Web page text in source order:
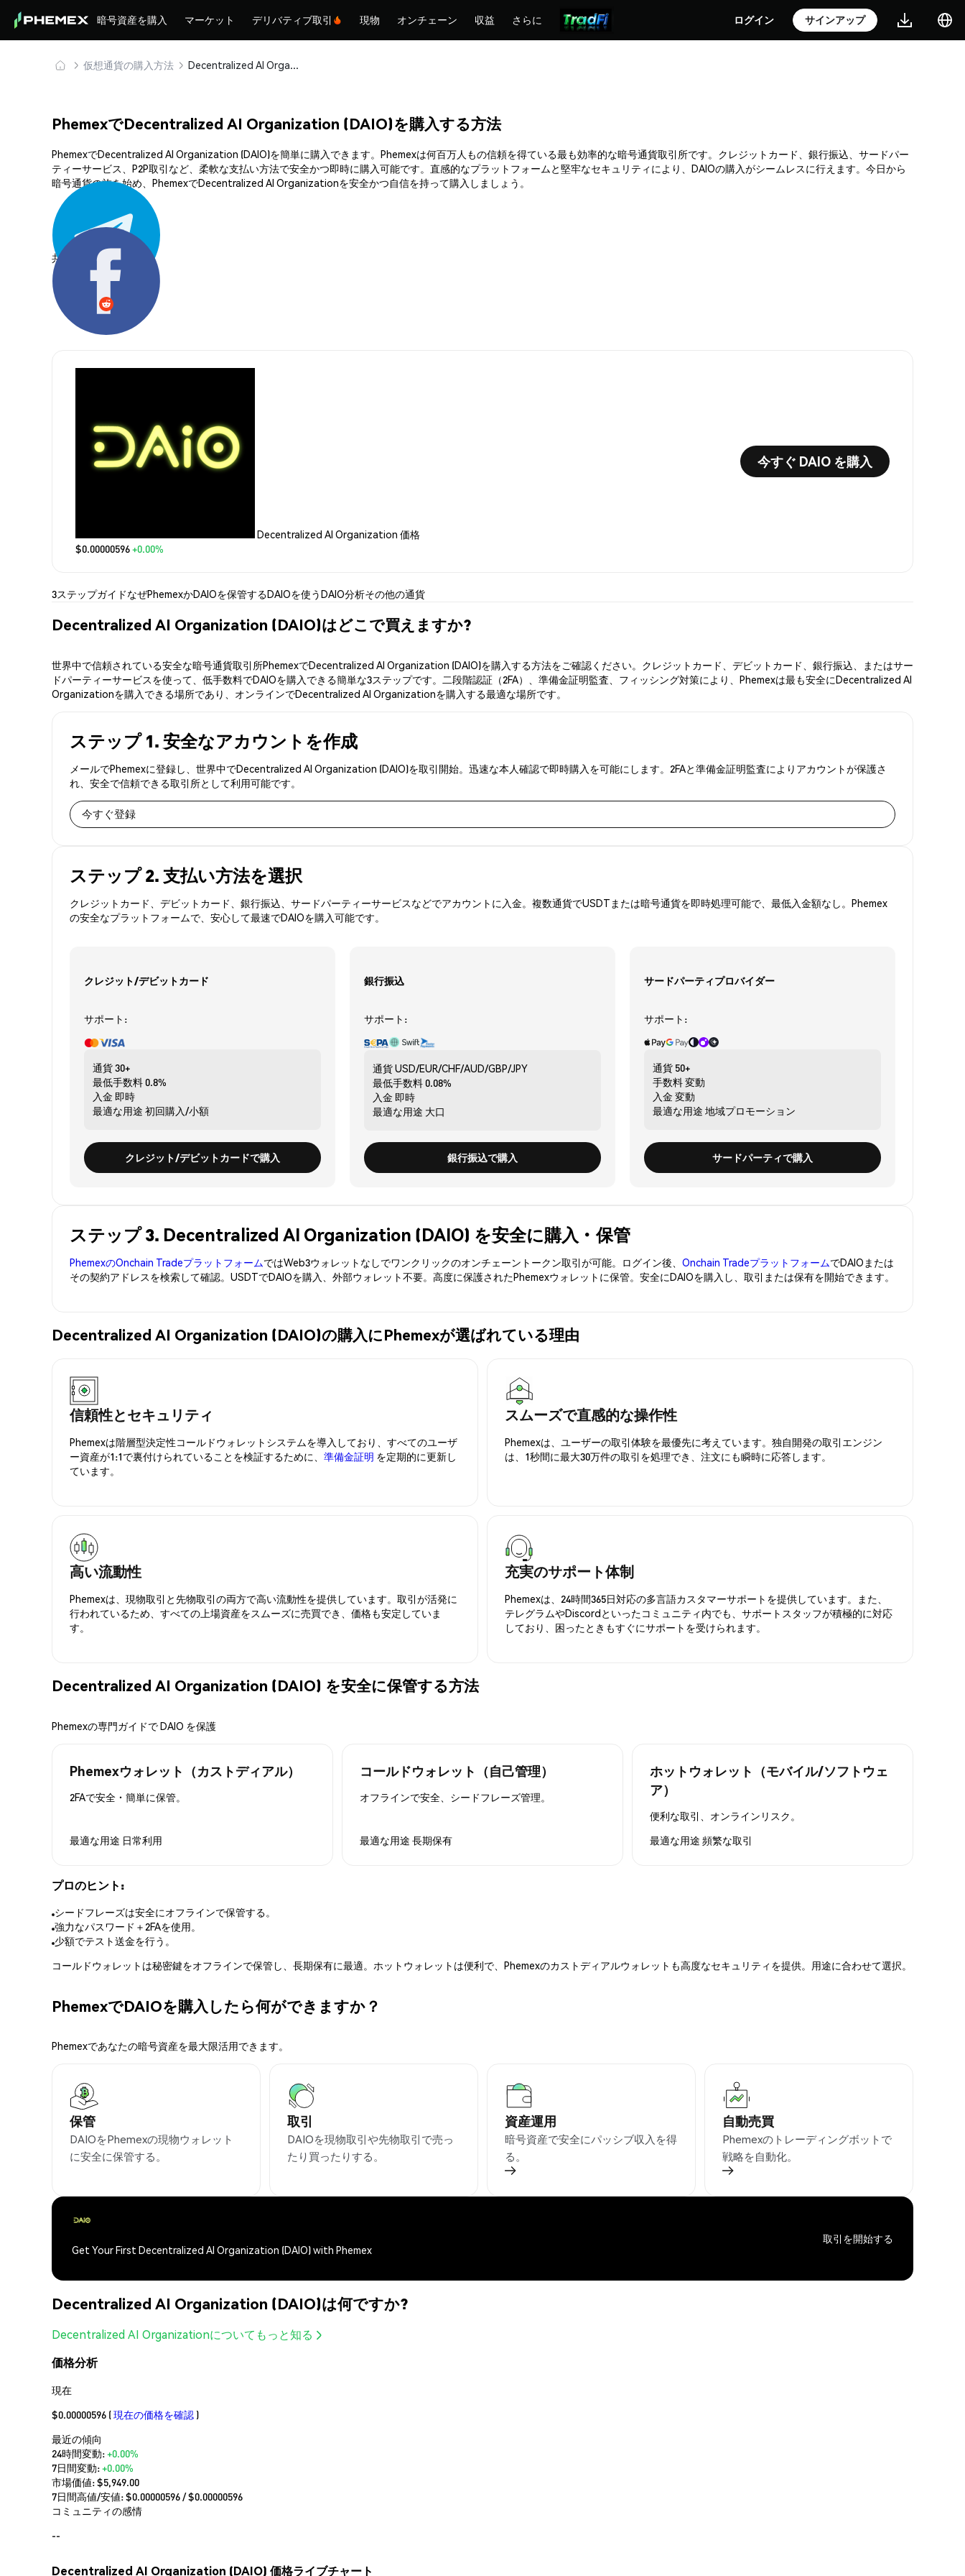
暗号資産を購入 マーケット デリバティブ取引 現物 オンチェーン 収益 さらに ログイン サインアップ
仮想通貨の購入方法 Decentralized AI Organization (DAIO) を安全に購入・保管
PhemexでDecentralized AI Organization (DAIO)を購入する方法
PhemexでDecentralized AI Organization (DAIO)を簡単に購入できます。Phemexは何百万人もの信頼を得ている最も効率的な暗号通貨取引所です。クレジットカード、銀行振込、サードパー
ティーサービス、P2P取引など、柔軟な支払い方法で安全かつ即時に購入可能です。直感的なプラットフォームと堅牢なセキュリティにより、DAIOの購入がシームレスに行えます。今日から
暗号通貨の旅を始め、PhemexでDecentralized AI Organizationを安全かつ自信を持って購入しましょう。
共有する:
Decentralized AI Organization 価格
$0.00000596+0.00%
今すぐ DAIO を購入
3ステップガイドなぜPhemexかDAIOを保管するDAIOを使うDAIO分析その他の通貨
Decentralized AI Organization (DAIO)はどこで買えますか?
世界中で信頼されている安全な暗号通貨取引所PhemexでDecentralized AI Organization (DAIO)を購入する方法をご確認ください。クレジットカード、デビットカード、銀行振込、またはサー
ドパーティーサービスを使って、低手数料でDAIOを購入できる簡単な3ステップです。二段階認証（2FA）、準備金証明監査、フィッシング対策により、Phemexは最も安全にDecentralized AI
Organizationを購入できる場所であり、オンラインでDecentralized AI Organizationを購入する最適な場所です。
ステップ 1. 安全なアカウントを作成
メールでPhemexに登録し、世界中でDecentralized AI Organization (DAIO)を取引開始。迅速な本人確認で即時購入を可能にします。2FAと準備金証明監査によりアカウントが保護さ
れ、安全で信頼できる取引所として利用可能です。
今すぐ登録
ステップ 2. 支払い方法を選択
クレジットカード、デビットカード、銀行振込、サードパーティーサービスなどでアカウントに入金。複数通貨でUSDTまたは暗号通貨を即時処理可能で、最低入金額なし。Phemex
の安全なプラットフォームで、安心して最速でDAIOを購入可能です。
クレジット/デビットカード
サポート:
通貨30+
最低手数料0.8%
入金 即時
最適な用途 初回購入/小額
クレジット/デビットカードで購入
銀行振込
サポート:
通貨USD/EUR/CHF/AUD/GBP/JPY
最低手数料0.08%
入金 即時
最適な用途 大口
銀行振込で購入
サードパーティプロバイダー
サポート:
通貨 50+
手数料変動
入金 変動
最適な用途 地域プロモーション
サードパーティで購入
ステップ 3. Decentralized AI Organization (DAIO) を安全に購入・保管
PhemexのOnchain TradeプラットフォームではWeb3ウォレットなしでワンクリックのオンチェーントークン取引が可能。ログイン後、 Onchain TradeプラットフォームでDAIOまたは
その契約アドレスを検索して確認。USDTでDAIOを購入、外部ウォレット不要。高度に保護されたPhemexウォレットに保管。安全にDAIOを購入し、取引または保有を開始できます。
Decentralized AI Organization (DAIO)の購入にPhemexが選ばれている理由
信頼性とセキュリティ
Phemexは階層型決定性コールドウォレットシステムを導入しており、すべてのユーザ
ー資産が1:1で裏付けられていることを検証するために、 準備金証明 を定期的に更新し
ています。
スムーズで直感的な操作性
Phemexは、ユーザーの取引体験を最優先に考えています。独自開発の取引エンジン
は、1秒間に最大30万件の取引を処理でき、注文にも瞬時に応答します。
高い流動性
Phemexは、現物取引と先物取引の両方で高い流動性を提供しています。取引が活発に
行われているため、すべての上場資産をスムーズに売買でき、価格も安定していま
す。
充実のサポート体制
Phemexは、24時間365日対応の多言語カスタマーサポートを提供しています。また、
テレグラムやDiscordといったコミュニティ内でも、サポートスタッフが積極的に対応
しており、困ったときもすぐにサポートを受けられます。
Decentralized AI Organization (DAIO) を安全に保管する方法
Phemexの専門ガイドで DAIO を保護
Phemexウォレット（カストディアル）
2FAで安全・簡単に保管。
最適な用途 日常利用
コールドウォレット（自己管理）
オフラインで安全、シードフレーズ管理。
最適な用途 長期保有
ホットウォレット（モバイル/ソフトウェ
ア）
便利な取引、オンラインリスク。
最適な用途 頻繁な取引
プロのヒント:
シードフレーズは安全にオフラインで保管する。
強力なパスワード＋2FAを使用。
少額でテスト送金を行う。
コールドウォレットは秘密鍵をオフラインで保管し、長期保有に最適。ホットウォレットは便利で、Phemexのカストディアルウォレットも高度なセキュリティを提供。用途に合わせて選択。
PhemexでDAIOを購入したら何ができますか？
Phemexであなたの暗号資産を最大限活用できます。
保管
DAIOをPhemexの現物ウォレット
に安全に保管する。
取引
DAIOを現物取引や先物取引で売っ
たり買ったりする。
資産運用
暗号資産で安全にパッシブ収入を得
る。
自動売買
Phemexのトレーディングボットで
戦略を自動化。
Get Your First Decentralized AI Organization (DAIO) with Phemex
取引を開始する
Decentralized AI Organization (DAIO)は何ですか?
Decentralized AI Organizationについてもっと知る
価格分析
現在
$0.00000596 (現在の価格を確認 )
最近の傾向
24時間変動:+0.00%
7日間変動:+0.00%
市場価値:$5,949.00
7日間高値/安値: $0.00000596/ $0.00000596
コミュニティの感情
--
Decentralized AI Organization (DAIO) 価格ライブチャート